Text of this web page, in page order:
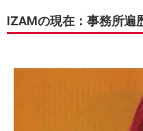
IZAMの現在：事務所遍